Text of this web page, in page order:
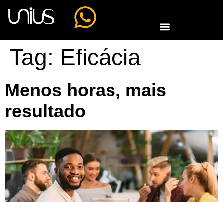
Tag: Eficácia
Menos horas, mais
resultado